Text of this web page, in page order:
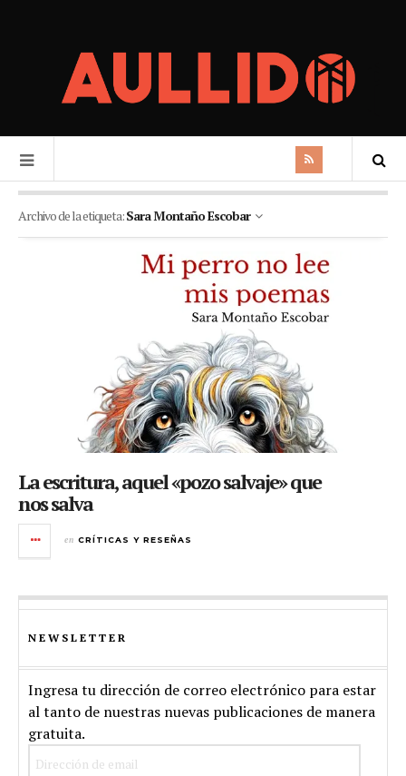
Archivo de la etiqueta:Sara Montaño Escobar
La escritura, aquel «pozo salvaje» que
nos salva
en CRÍTICAS Y RESEÑAS
NEWSLETTER
Ingresa tu dirección de correo electrónico para estar
al tanto de nuestras nuevas publicaciones de manera
gratuita.